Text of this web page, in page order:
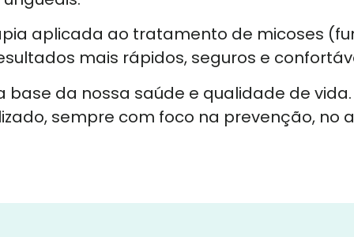
aplicada ao tratamento de micoses
mais rápidos, seguros e
da nossa saúde e qualidade de
sempre com foco na prevenção, no